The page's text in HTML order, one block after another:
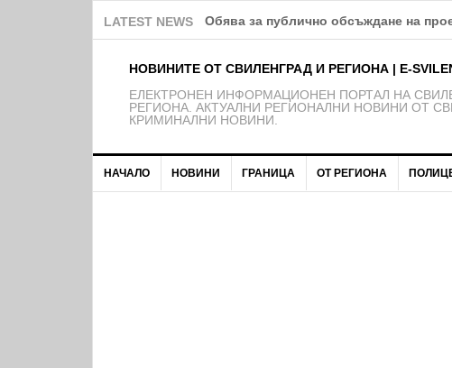
LATEST NEWS Полицията е открила открадната
НОВИНИТЕ ОТ СВИЛЕНГРАД И РЕГИОНА | E-
EЛЕКТРОНЕН ИНФОРМАЦИОНЕН ПОРТАЛ НА
РЕГИОНА. АКТУАЛНИ РЕГИОНАЛНИ НОВИНИ ОТ
КРИМИНАЛНИ НОВИНИ.
НАЧАЛО НОВИНИ ГРАНИЦА ОТ РЕГИОНА